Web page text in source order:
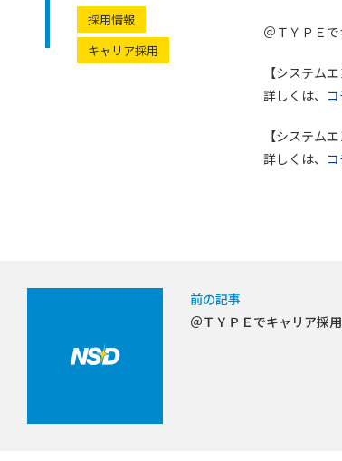
採用情報
キャリア採用
＠ＴＹＰＥで
【システム
詳しくは、
【システム
詳しくは、
前の記事
＠ＴＹＰＥでキャリア採